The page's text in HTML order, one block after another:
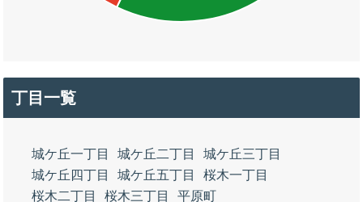
丁目一覧
城ケ丘一丁目 城ケ丘二丁目
城ケ丘三丁目
城ケ丘四丁目
城ケ丘五丁目
桜木一丁目
桜木二丁目
桜木三丁目 平原町